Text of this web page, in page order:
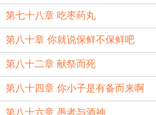
第七十八章 吃枣药丸
第八十章 你就说保鲜不保鲜吧
第八十二章 献祭而死
第八十四章 你小子是有备而来啊
第八十六章 愚者与酒神